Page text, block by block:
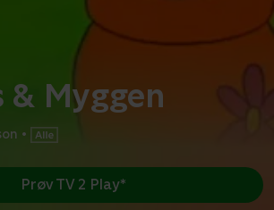
& Myggen
•
Prøv TV 2 Play*